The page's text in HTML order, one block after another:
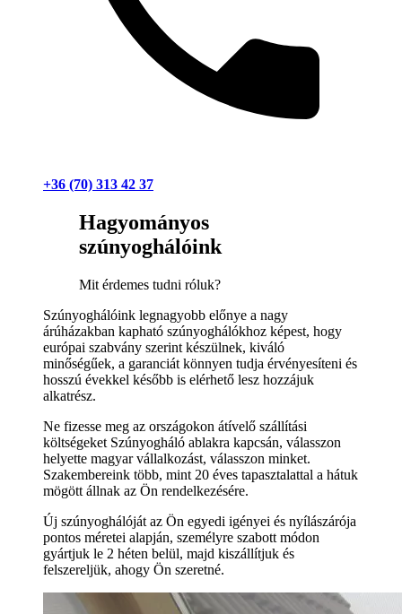
+36 (70) 313 42 37
Hagyományos
szúnyoghálóink
Mit érdemes tudni róluk?
Szúnyoghálóink legnagyobb előnye a nagy
árúházakban kapható szúnyoghálókhoz képest, hogy
európai szabvány szerint készülnek, kiváló
minőségűek, a garanciát könnyen tudja érvényesíteni és
hosszú évekkel később is elérhető lesz hozzájuk
alkatrész.
Ne fizesse meg az országokon átívelő szállítási
költségeket Szúnyogháló ablakra kapcsán, válasszon
helyette magyar vállalkozást, válasszon minket.
Szakembereink több, mint 20 éves tapasztalattal a hátuk
mögött állnak az Ön rendelkezésére.
Új szúnyoghálóját az Ön egyedi igényei és nyílászárója
pontos méretei alapján, személyre szabott módon
gyártjuk le 2 héten belül, majd kiszállítjuk és
felszereljük, ahogy Ön szeretné.